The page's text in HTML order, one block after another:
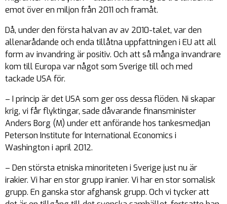
emot över en miljon från 2011 och framåt.
Då, under den första halvan av av 2010-talet, var den
allenarådande och enda tillåtna uppfattningen i EU att all
form av invandring är positiv. Och att så många invandrare
kom till Europa var något som Sverige till och med
tackade USA för.
– I princip är det USA som ger oss dessa flöden. Ni skapar
krig, vi får flyktingar, sade dåvarande finansminister
Anders Borg (M) under ett anförande hos tankesmedjan
Peterson Institute for International Economics i
Washington i april 2012.
– Den största etniska minoriteten i Sverige just nu är
irakier. Vi har en stor grupp iranier. Vi har en stor somalisk
grupp. En ganska stor afghansk grupp. Och vi tycker att